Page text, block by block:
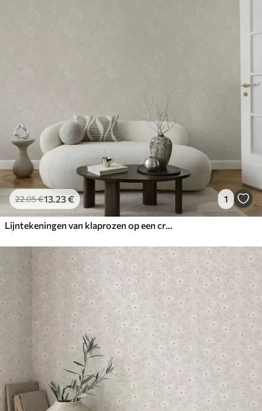
22.05€13.23€ 1
Lijntekeningen van klaprozen op een crèmekleurige achtergrond